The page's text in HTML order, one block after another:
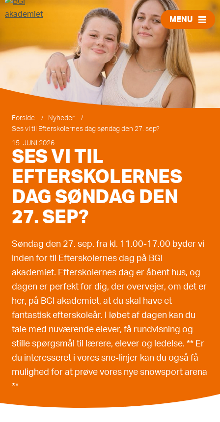
MENU
LUK
Forside / Nyheder
/
Ses vi til Efterskolernes dag søndag den 27. sep?
15. JUNI 2026
SES VI TIL
EFTERSKOLERNES
DAG SØNDAG DEN
27. SEP?
Søndag den 27. sep. fra kl. 11.00-17.00 byder vi
inden for til Efterskolernes dag på BGI
akademiet. Efterskolernes dag er åbent hus, og
dagen er perfekt for dig, der overvejer, om det er
her, på BGI akademiet, at du skal have et
fantastisk efterskoleår. I løbet af dagen kan du
tale med nuværende elever, få rundvisning og
stille spørgsmål til lærere, elever og ledelse. ** Er
du interesseret i vores sne-linjer kan du også få
mulighed for at prøve vores nye snowsport arena
**